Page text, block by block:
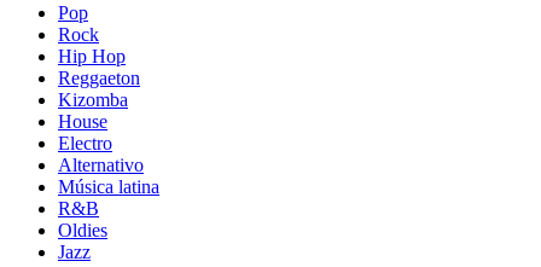
Pop
Rock
Hip Hop
Reggaeton
Kizomba
House
Electro
Alternativo
Música latina
R&B
Oldies
Jazz